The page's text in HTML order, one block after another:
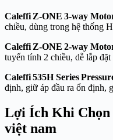
Caleffi Z‑ONE 3‑way
chiều, dùng trong hệ thống
Caleffi Z‑ONE 2‑way
tuyến tính 2 chiều, dễ lắp
Caleffi 535H Series
định, giữ áp đầu ra ổn định,
Lợi Ích Khi
việt nam